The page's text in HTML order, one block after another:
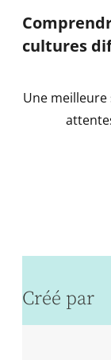
cultures
Une
Créé par